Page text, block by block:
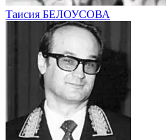
Таисия БЕЛОУСОВА